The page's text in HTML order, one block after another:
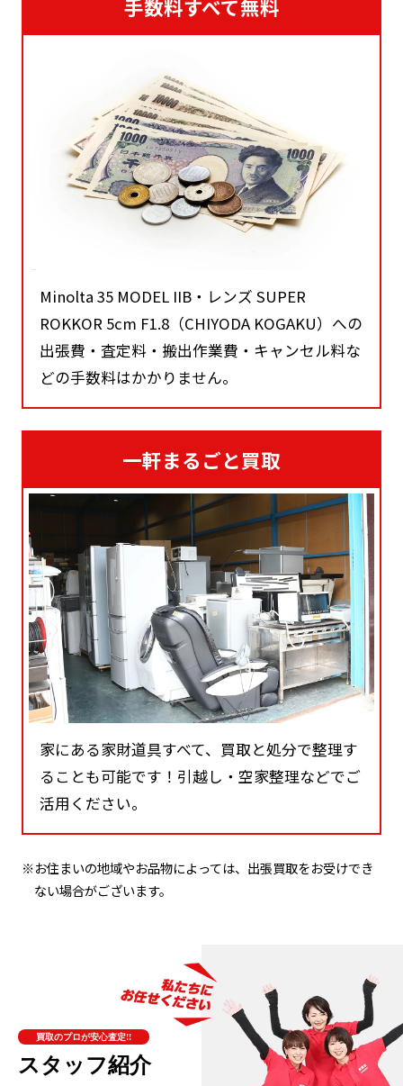
手数料すべて無料
Minolta 35 MODEL IIB・レンズ SUPER
ROKKOR 5cm F1.8（CHIYODA KOGAKU）への
出張費・査定料・搬出作業費・キャンセル料な
どの手数料はかかりません。
一軒まるごと買取
家にある家財道具すべて、買取と処分で整理す
ることも可能です！引越し・空家整理などでご
活用ください。
※お住まいの地域やお品物によっては、出張買取をお受けでき
ない場合がございます。
買取のプロが安心査定!!
スタッフ紹介